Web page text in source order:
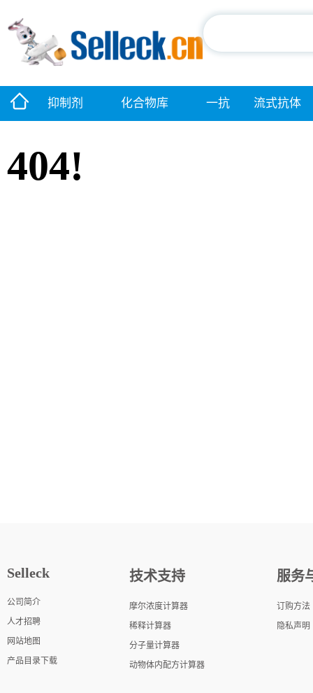
抑制剂 化合物库 一抗 流式抗体
404!
Selleck
公司简介
人才招聘
网站地图
产品目录下载
技术支持
摩尔浓度计算器
稀释计算器
分子量计算器
动物体内配方计算器
服务
订购方法
隐私声明